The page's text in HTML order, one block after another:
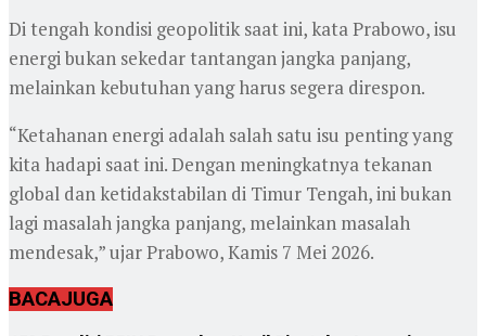
Di tengah kondisi geopolitik saat ini, kata Prabowo, isu
energi bukan sekedar tantangan jangka panjang,
melainkan kebutuhan yang harus segera direspon.
“Ketahanan energi adalah salah satu isu penting yang
kita hadapi saat ini. Dengan meningkatnya tekanan
global dan ketidakstabilan di Timur Tengah, ini bukan
lagi masalah jangka panjang, melainkan masalah
mendesak,” ujar Prabowo, Kamis 7 Mei 2026.
BACAJUGA